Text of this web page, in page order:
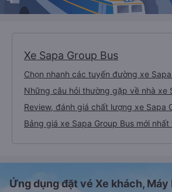
Xe Sapa Group Bus
Chọn nhanh các tuyến đường xe
Những câu hỏi thường gặp về nhà xe
Review, đánh giá chất lượng xe Sapa
Bảng giá xe Sapa Group Bus mới
Ứng dụng đặt vé Xe khách, Máy